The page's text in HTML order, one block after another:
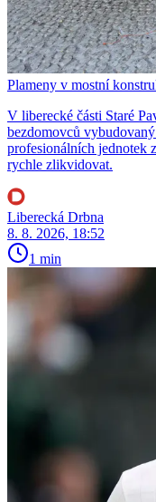
Plameny v mostní
V liberecké části Staré
bezdomovců
profesionálních jednotek
rychle zlikvidovat.
Liberecká Drbna
8. 8. 2026, 18:52
1 min